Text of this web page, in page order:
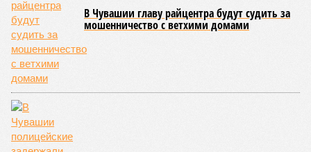
В Чувашии главу райцентра будут судить за
мошенничество с ветхими домами